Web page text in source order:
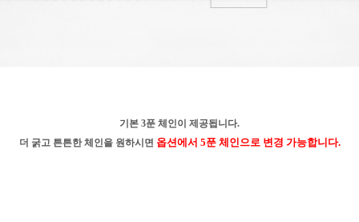
기본 3푼 체인이 제공됩니다.
더 굵고 튼튼한 체인을 원하시면 옵션에서 5푼 체인으로 변경 가능합니다.